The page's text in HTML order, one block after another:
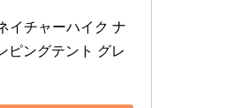
イチャーハイク ナ
ピングテント グレ